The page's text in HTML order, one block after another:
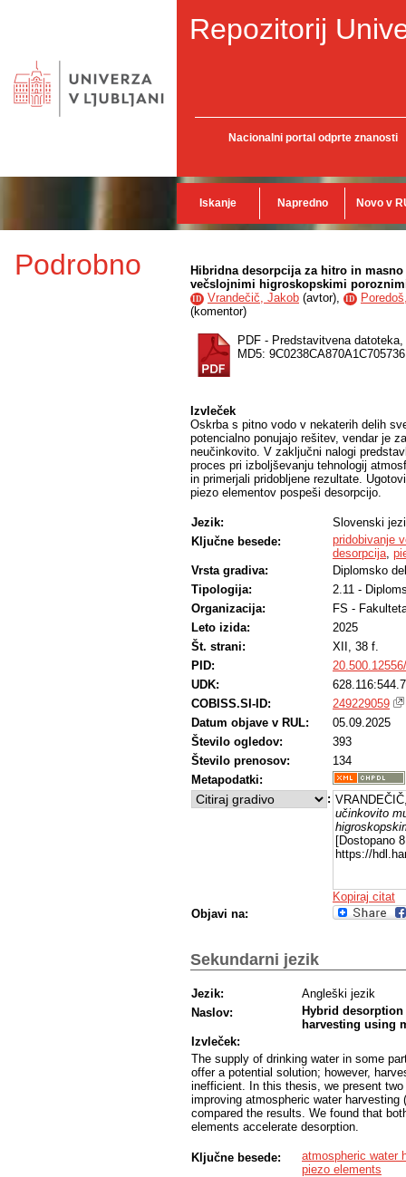
Repozitorij
Nacionalni portal odprte znanosti
Iskanje Napredno Novo v
Podrobno
Hibridna desorpcija za hitro in
večslojnimi higroskopskimi
ID Vrandečič, Jakob (avtor), ID
(komentor)
PDF - Predstavitvena datoteka,
MD5:
Izvleček
Oskrba s pitno vodo v nekaterih delih
potencialno ponujajo rešitev, vendar je
neučinkovito. V zaključni nalogi
proces pri izboljševanju tehnologij
in primerjali pridobljene rezultate.
piezo elementov pospeši desorpcijo.
Jezik:
Slovenski
Ključne besede:
pridobivanje
desorpcija,
Vrsta gradiva:
Diplomsko
Tipologija:
2.11 -
Organizacija:
FS -
Leto izida:
2025
Št. strani:
XII, 38 f.
PID:
UDK:
COBISS.SI-ID:
249229059
Datum objave v RUL:
05.09.2025
Število ogledov:
393
Število prenosov:
134
Metapodatki:
:
učinkovito
[Dostopano
https://
Kopiraj citat
Objavi na:
Sekundarni jezik
Jezik:
Angleški jezik
Naslov:
Hybrid
harvesting using
Izvleček:
The supply of drinking water in some
offer a potential solution; however,
inefficient. In this thesis, we present
improving atmospheric water
compared the results. We found that
elements accelerate desorption.
Ključne besede:
atmospheric water
piezo elements